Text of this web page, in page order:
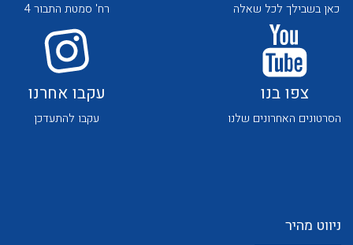
לכל מוצרי היצרן
כאן בשבילך לכל שאלה רח' סמטת התבור 4
צפו בנו
הסרטונים האחרונים שלנו
עקבו אחרנו
עקבו להתעדכן
ניווט מהיר